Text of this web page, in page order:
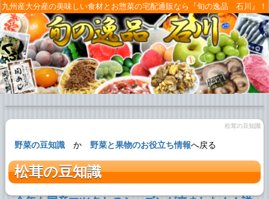
九州産大分産の美味しい食材とお惣菜の宅配通販なら『旬の逸品 石川』！
松茸の豆知識
野菜の豆知識か 野菜と果物のお役立ち情報へ戻る
松茸の豆知識